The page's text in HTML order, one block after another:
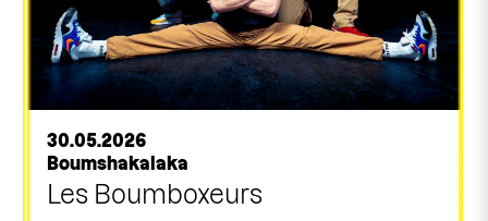
30.05.2026
Boumshakalaka
Les Boumboxeurs